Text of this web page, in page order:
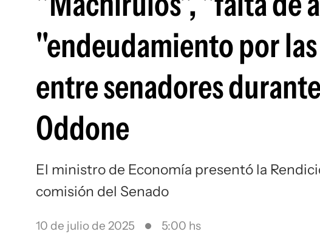
"endeudamiento por
entre senadores
Oddone
El ministro de Economía presentó la
comisión del Senado
10 de julio de 2025 5:00 hs